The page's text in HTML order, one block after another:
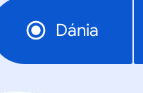
Dánia